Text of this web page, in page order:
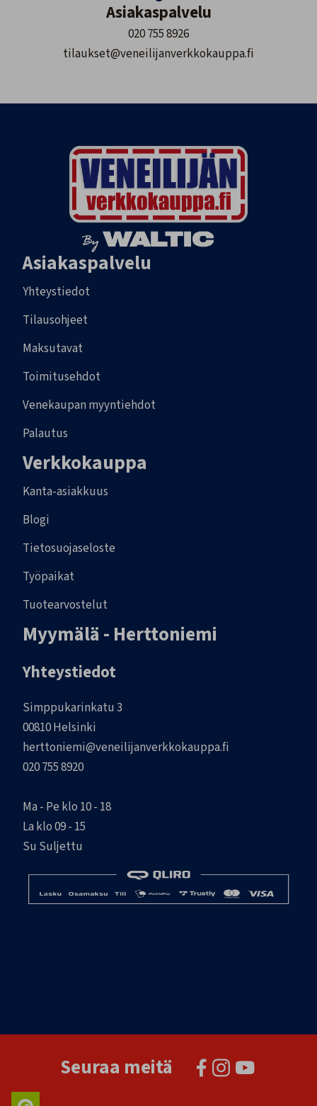
Asiakaspalvelu
020 755 8926
tilaukset@veneilijanverkkokauppa.fi
Asiakaspalvelu
Yhteystiedot
Tilausohjeet
Maksutavat
Toimitusehdot
Venekaupan myyntiehdot
Palautus
Verkkokauppa
Kanta-asiakkuus
Blogi
Tietosuojaseloste
Työpaikat
Tuotearvostelut
Myymälä - Herttoniemi
Yhteystiedot
Simppukarinkatu 3
00810 Helsinki
herttoniemi@veneilijanverkkokauppa.fi
020 755 8920
Ma - Pe klo 10 - 18
La klo 09 - 15
Su Suljettu
Seuraa meitä